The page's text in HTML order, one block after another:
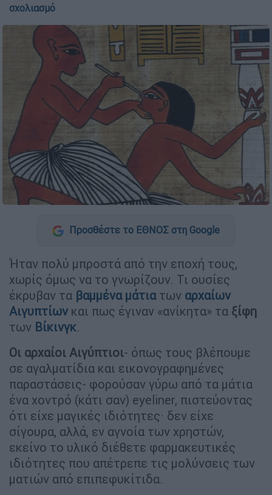
σχολιασμό
Προσθέστε το ΕΘΝΟΣ στη Google
Ήταν πολύ μπροστά από την εποχή τους,
χωρίς όμως να το γνωρίζουν. Τι ουσίες
έκρυβαν τα βαμμένα μάτιατων αρχαίων
Αιγυπτίωνκαι πως έγιναν «ανίκητα» τα ξίφη
των Βίκινγκ.
Οι αρχαίοι Αιγύπτιοι- όπως τους βλέπουμε
σε αγαλματίδια και εικονογραφημένες
παραστάσεις- φορούσαν γύρω από τα μάτια
ένα χοντρό (κάτι σαν) eyeliner, πιστεύοντας
ότι είχε μαγικές ιδιότητες· δεν είχε
σίγουρα, αλλά, εν αγνοία των χρηστών,
εκείνο το υλικό διέθετε φαρμακευτικές
ιδιότητες που απέτρεπε τις μολύνσεις των
ματιών από επιπεφυκίτιδα.